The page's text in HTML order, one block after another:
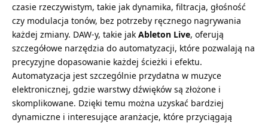
czasie rzeczywistym, takie jak dynamika, filtracja, głośność
czy modulacja tonów, bez potrzeby ręcznego nagrywania
każdej zmiany. DAW-y, takie jak Ableton Live, oferują
szczegółowe narzędzia do automatyzacji, które pozwalają na
precyzyjne dopasowanie każdej ścieżki i efektu.
Automatyzacja jest szczególnie przydatna w muzyce
elektronicznej, gdzie warstwy dźwięków są złożone i
skomplikowane. Dzięki temu można uzyskać bardziej
dynamiczne i interesujące aranżacje, które przyciągają